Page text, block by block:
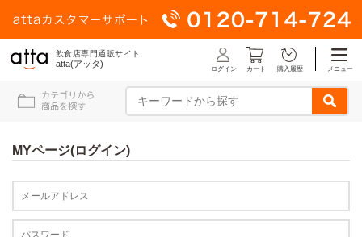
飲食店専門通販サイト
atta(アッタ) ログイン カート 購入履歴 メニュー
MYページ(ログイン)